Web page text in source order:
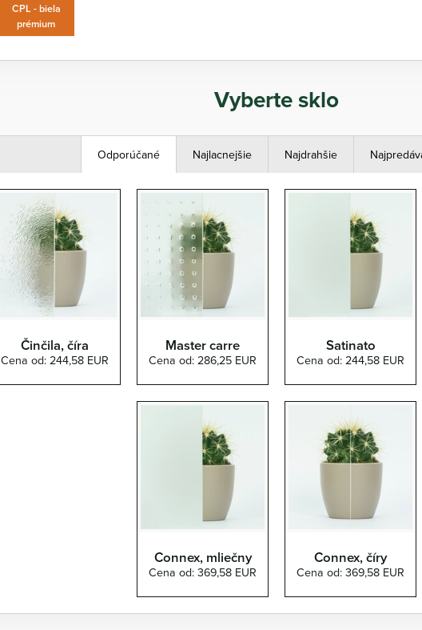
CPL - biela
prémium
Vyberte sklo
Odporúčané Najlacnejšie Najdrahšie
Činčila, číra
Cena od: 244,58 EUR
Master carre
Cena od: 286,25 EUR
Satinato
Cena od: 244,58 EUR
Connex, mliečny
Cena od: 369,58 EUR
Connex, číry
Cena od: 369,58 EUR